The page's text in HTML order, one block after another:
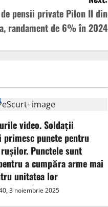
pensii private Pilon II din
randament de 6% în 2024
video. Soldații
primesc puncte pentru
Punctele sunt
a cumpăra arme mai
unitatea lor
3 noiembrie 2025